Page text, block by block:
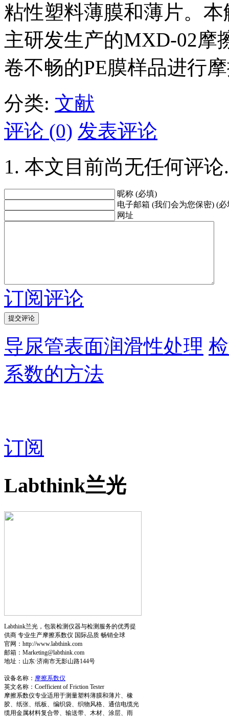
粘性塑料薄膜和薄片。
主研发生产的MXD-02摩
卷不畅的PE膜样品进行
分类: 文献
评论 (0) 发表评论
本文目前尚无任何评论.
昵称 (必填)
电子邮箱 (我们会为您保密) (必
网址
订阅评论
导尿管表面润滑性处理
系数的方法
订阅
Labthink兰光
Labthink兰光，包装检测仪器与检测服务的优秀提
供商 专业生产摩擦系数仪 国际品质 畅销全球
官网：http://www.labthink.com
邮箱：Marketing@labthink.com
地址：山东·济南市无影山路144号
设备名称： 摩擦系数仪
英文名称：Coefficient of Friction Tester
摩擦系数仪专业适用于测量塑料薄膜和薄片、橡
胶、纸张、纸板、编织袋、织物风格、通信电缆光
缆用金属材料复合带、输送带、木材、涂层、雨